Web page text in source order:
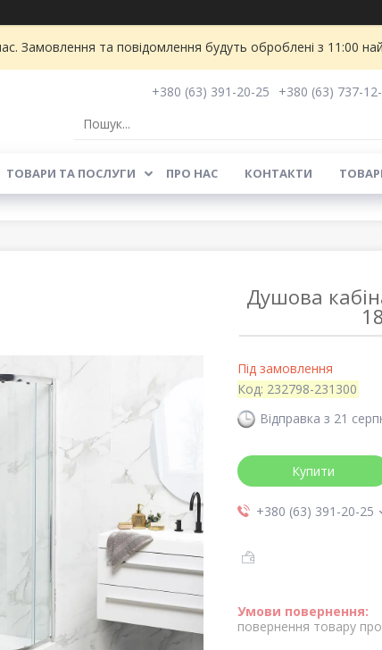
Замовлення та повідомлення будуть оброблені з 11:00
+380 (63) 391-20-25
+380 (63) 737-
ТОВАРИ ТА ПОСЛУГИ ПРО НАС КОНТАКТИ
Душова
Під замовлення
Код: 232798-231300
Відправка з 21
Купити
+380 (63) 391-20-25
повернення товару